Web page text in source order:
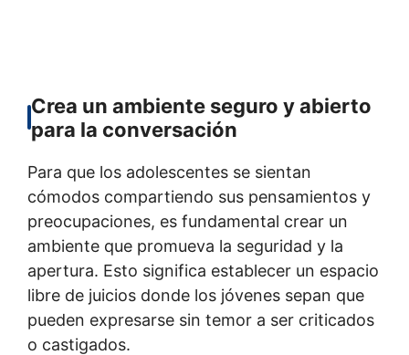
Crea un ambiente seguro y abierto
para la conversación
Para que los adolescentes se sientan
cómodos compartiendo sus pensamientos y
preocupaciones, es fundamental crear un
ambiente que promueva la seguridad y la
apertura. Esto significa establecer un espacio
libre de juicios donde los jóvenes sepan que
pueden expresarse sin temor a ser criticados
o castigados.